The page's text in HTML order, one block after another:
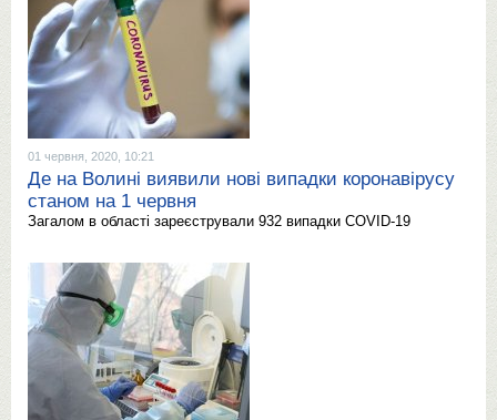
01 червня, 2020, 10:21
Де на Волині виявили нові випадки коронавірусу
станом на 1 червня
Загалом в області зареєстрували 932 випадки COVID-19